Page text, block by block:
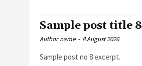
Sample post title 8
Author name - 8 August 2026
Sample post no 8 excerpt.